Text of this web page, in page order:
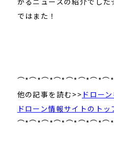
ではまた！
他の記事を読む>> ドロー
ドローン情報サイトのトッ